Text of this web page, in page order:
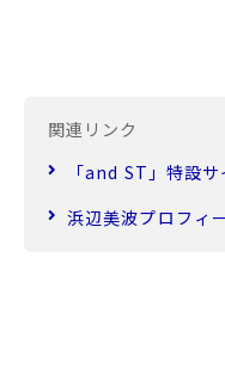
関連リンク
「and ST」特設サ
浜辺美波プロフィ